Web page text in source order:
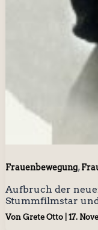
Frauenbewegung,
Aufbruch der
Stummfilmstar
Von Grete Otto 17.